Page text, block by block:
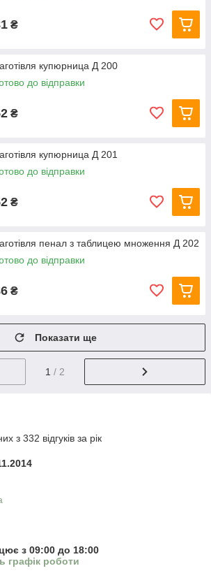
₴
купюрница Д 200
до відправки
₴
купюрница Д 201
до відправки
₴
пенал з таблицею множення Д 202
до відправки
₴
Показати ще
1 / 2
з 332 відгуків за рік
з 09:00 до 18:00
графік роботи